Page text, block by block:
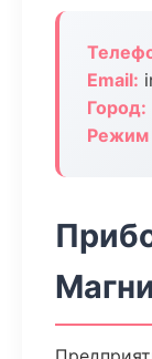
Email:
Город:
Режим